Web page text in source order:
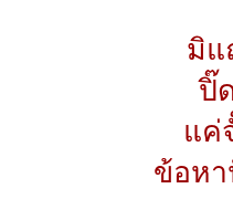
มิแ
ปิ๊
แค่
ข้อหา